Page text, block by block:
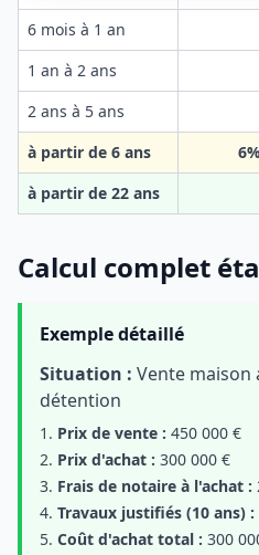
6 mois à 1 an
1 an à 2 ans
2 ans à 5 ans
à partir de 6 ans
à partir de 22 ans
Calcul complet
Exemple détaillé
Situation : Vente maison
détention
Prix de vente : 450 000 €
Prix d'achat : 300 000 €
Frais de notaire à l'achat :
Travaux justifiés (10 ans) :
Coût d'achat total : 300